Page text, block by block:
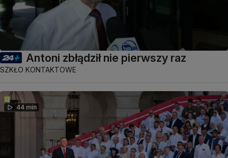
Antoni zbłądził nie pierwszy raz
SZKŁO KONTAKTOWE
44 min